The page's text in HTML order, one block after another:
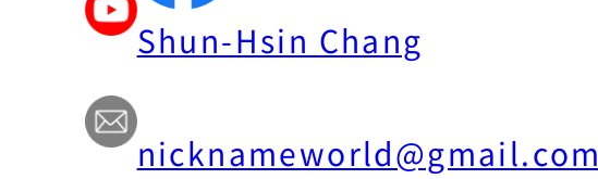
Shun-Hsin Chang
nicknameworld@gmail.com